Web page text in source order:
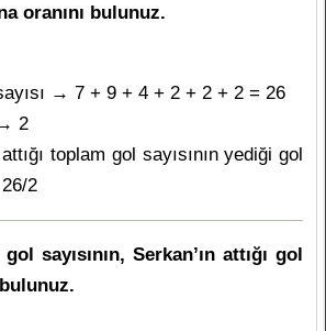
oranını bulunuz.
→ 7 + 9 + 4 + 2 + 2 + 2 = 26
2
attığı toplam gol sayısının yediği gol
2
gol sayısının, Serkan’ın attığı gol
bulunuz.